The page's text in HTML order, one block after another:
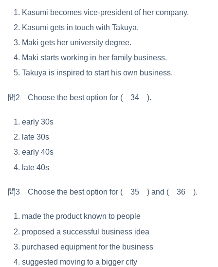
Kasumi becomes vice-president of her company.
Kasumi gets in touch with Takuya.
Maki gets her university degree.
Maki starts working in her family business.
Takuya is inspired to start his own business.
問2 Choose the best option for ( 34 ).
early 30s
late 30s
early 40s
late 40s
問3 Choose the best option for ( 35 ) and ( 36 ).
made the product known to people
proposed a successful business idea
purchased equipment for the business
suggested moving to a bigger city